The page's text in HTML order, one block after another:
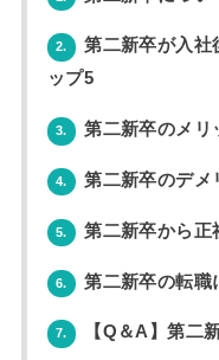
2.
第二新卒が入社
ップ5
3. 第二新卒のメリ
4. 第二新卒のデメ
5. 第二新卒から正
6. 第二新卒の転職
7. 【Q＆A】第二